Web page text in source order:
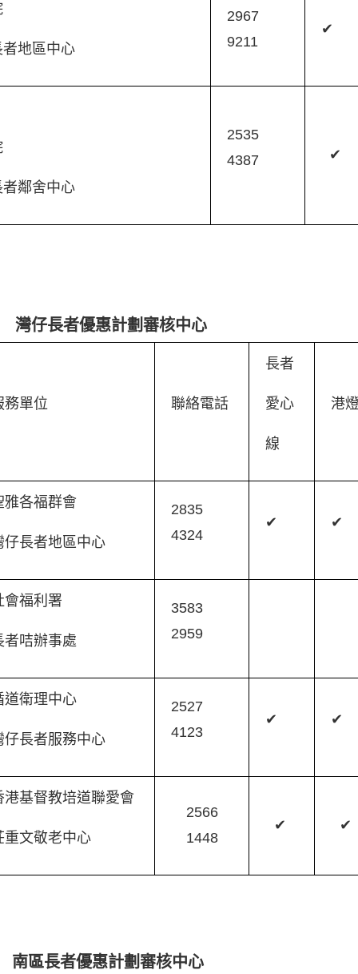
地區中心
2967
9211
✔
鄰舍中心
2535
4387
✔
灣仔長者優惠計劃審核中心
務單位 聯絡電話
長者
愛心
線
港
雅各福群會
仔長者地區中心
2835
4324
✔ ✔
會福利署
者咭辦事處
3583
2959
道衛理中心
仔長者服務中心
2527
4123
✔ ✔
港基督教培道聯愛會
重文敬老中心
2566
1448
✔ ✔
南區長者優惠計劃審核中心